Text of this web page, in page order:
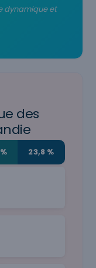
dynamique et
des
23,8 %